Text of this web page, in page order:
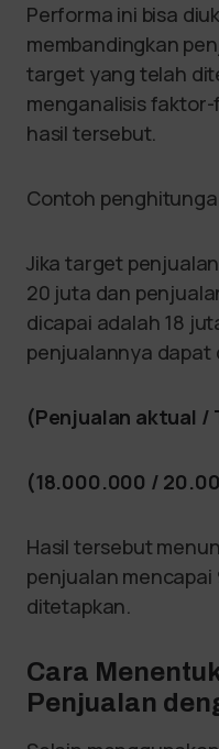
Performa ini bisa
membandingkan
target yang telah
menganalisis
hasil tersebut.
Contoh
Jika target
20 juta dan
dicapai adalah 18
penjualannya dapat
(Penjualan aktual /
(18.000.000 /
Hasil tersebut
penjualan
ditetapkan.
Cara
Penjualan